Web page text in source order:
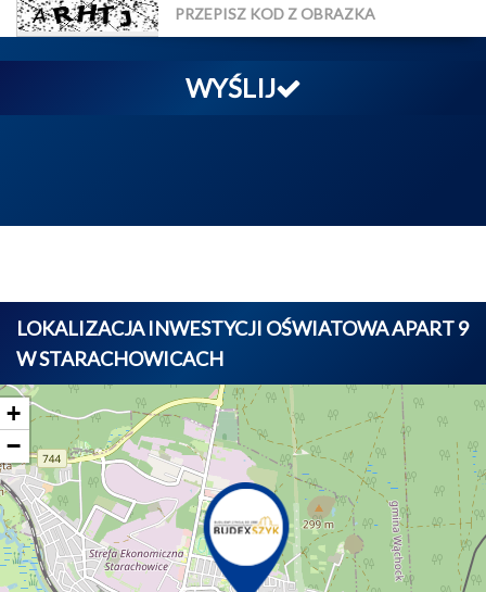
WYŚLIJ
LOKALIZACJA INWESTYCJI OŚWIATOWA APART 9
W STARACHOWICACH
+
−